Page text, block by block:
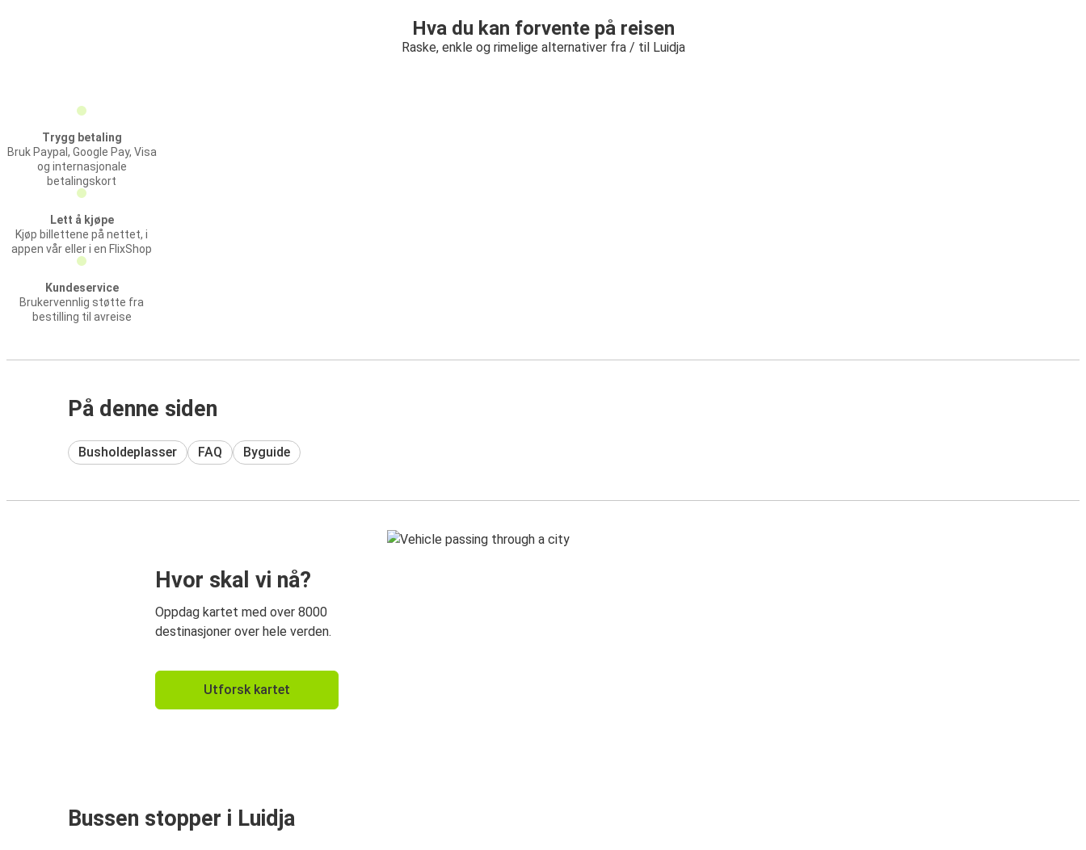
Hva du kan forvente på reisen
Raske, enkle og rimelige alternativer fra / til Luidja
Trygg betaling
Bruk Paypal, Google Pay, Visa
og internasjonale
betalingskort
Lett å kjøpe
Kjøp billettene på nettet, i
appen vår eller i en FlixShop
Kundeservice
Brukervennlig støtte fra
bestilling til avreise
På denne siden
Busholdeplasser FAQ Byguide
Hvor skal vi nå?
Oppdag kartet med over 8000
destinasjoner over hele verden.
Utforsk kartet
Bussen stopper i Luidja